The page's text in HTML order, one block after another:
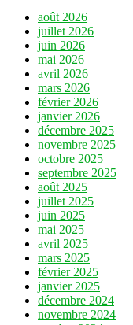
août 2026
juillet 2026
juin 2026
mai 2026
avril 2026
mars 2026
février 2026
janvier 2026
décembre 2025
novembre 2025
octobre 2025
septembre 2025
août 2025
juillet 2025
juin 2025
mai 2025
avril 2025
mars 2025
février 2025
janvier 2025
décembre 2024
novembre 2024